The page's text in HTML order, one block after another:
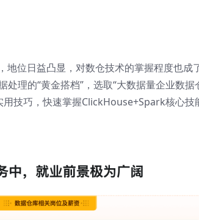
地位日益凸显，对数仓技术的掌握程度也成
理的“黄金搭档”，选取“大数据量企业数据
技巧，快速掌握ClickHouse+Spark核心技